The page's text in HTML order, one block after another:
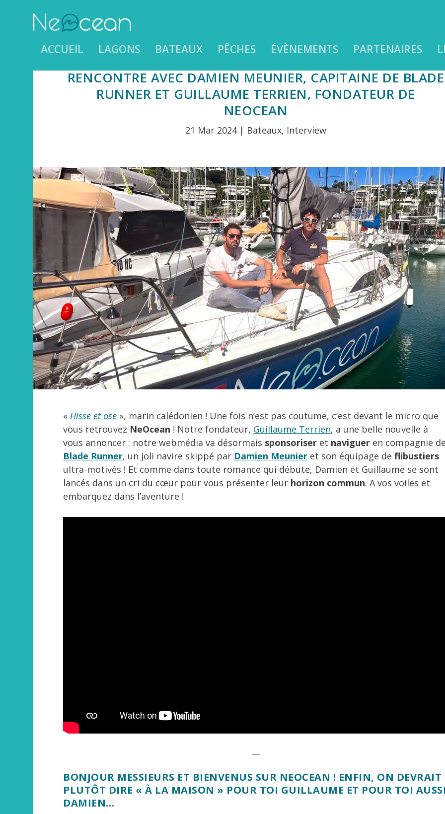
ACCUEIL LAGONS BATEAUX PÊCHES ÉVÈNEMENTS PARTENAIRES
RENCONTRE AVEC DAMIEN MEUNIER, CAPITAINE DE BLADE
RUNNER ET GUILLAUME TERRIEN, FONDATEUR DE
NEOCEAN
21 Mar 2024| Bateaux, Interview
« Hisse et ose », marin calédonien ! Une fois n’est pas coutume, c’est devant le micro que
vous retrouvez NeOcean ! Notre fondateur, Guillaume Terrien, a une belle nouvelle à
vous annoncer : notre webmédia va désormais sponsoriser et naviguer en compagnie
Blade Runner, un joli navire skippé par Damien Meunier et son équipage deflibustiers
ultra-motivés ! Et comme dans toute romance qui débute, Damien et Guillaume se sont
lancés dans un cri du cœur pour vous présenter leur horizon commun. A vos voiles et
embarquez dans l’aventure !
BONJOUR MESSIEURS ET BIENVENUS SUR NEOCEAN ! ENFIN, ON DEVRAIT
PLUTÔT DIRE « À LA MAISON » POUR TOI GUILLAUME ET POUR TOI
DAMIEN…